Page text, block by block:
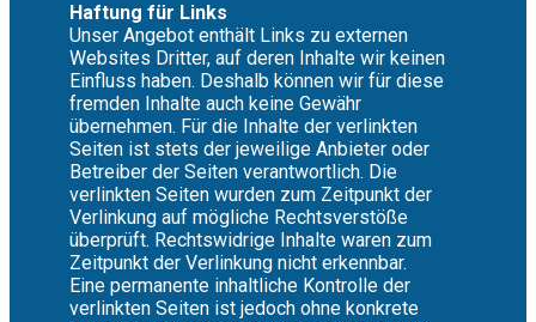
Haftung für Links
Unser Angebot enthält Links zu externen
Websites Dritter, auf deren Inhalte wir keinen
Einfluss haben. Deshalb können wir für diese
fremden Inhalte auch keine Gewähr
übernehmen. Für die Inhalte der verlinkten
Seiten ist stets der jeweilige Anbieter oder
Betreiber der Seiten verantwortlich. Die
verlinkten Seiten wurden zum Zeitpunkt der
Verlinkung auf mögliche Rechtsverstöße
überprüft. Rechtswidrige Inhalte waren zum
Zeitpunkt der Verlinkung nicht erkennbar.
Eine permanente inhaltliche Kontrolle der
verlinkten Seiten ist jedoch ohne konkrete